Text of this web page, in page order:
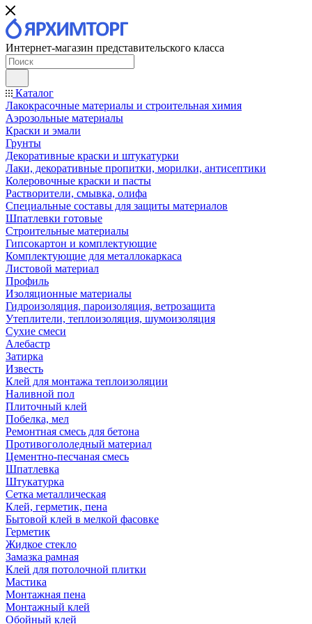
Интернет-магазин представительского класса
Каталог
Лакокрасочные материалы и строительная химия
Аэрозольные материалы
Краски и эмали
Грунты
Декоративные краски и штукатурки
Лаки, декоративные пропитки, морилки, антисептики
Колеровочные краски и пасты
Растворители, смывка, олифа
Специальные составы для защиты материалов
Шпатлевки готовые
Строительные материалы
Гипсокартон и комплектующие
Комплектующие для металлокаркаса
Листовой материал
Профиль
Изоляционные материалы
Гидроизоляция, пароизоляция, ветрозащита
Утеплители, теплоизоляция, шумоизоляция
Сухие смеси
Алебастр
Затирка
Известь
Клей для монтажа теплоизоляции
Наливной пол
Плиточный клей
Побелка, мел
Ремонтная смесь для бетона
Противогололедный материал
Цементно-песчаная смесь
Шпатлевка
Штукатурка
Сетка металлическая
Клей, герметик, пена
Бытовой клей в мелкой фасовке
Герметик
Жидкое стекло
Замазка рамная
Клей для потолочной плитки
Мастика
Монтажная пена
Монтажный клей
Обойный клей